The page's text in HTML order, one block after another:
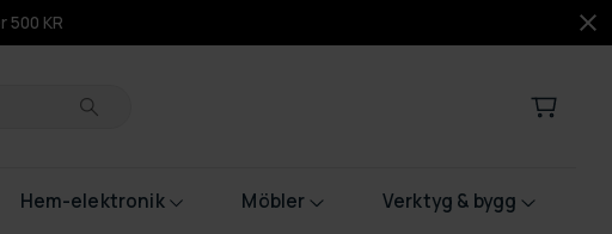
KR
Hem-elektronik Möbler Verktyg & bygg